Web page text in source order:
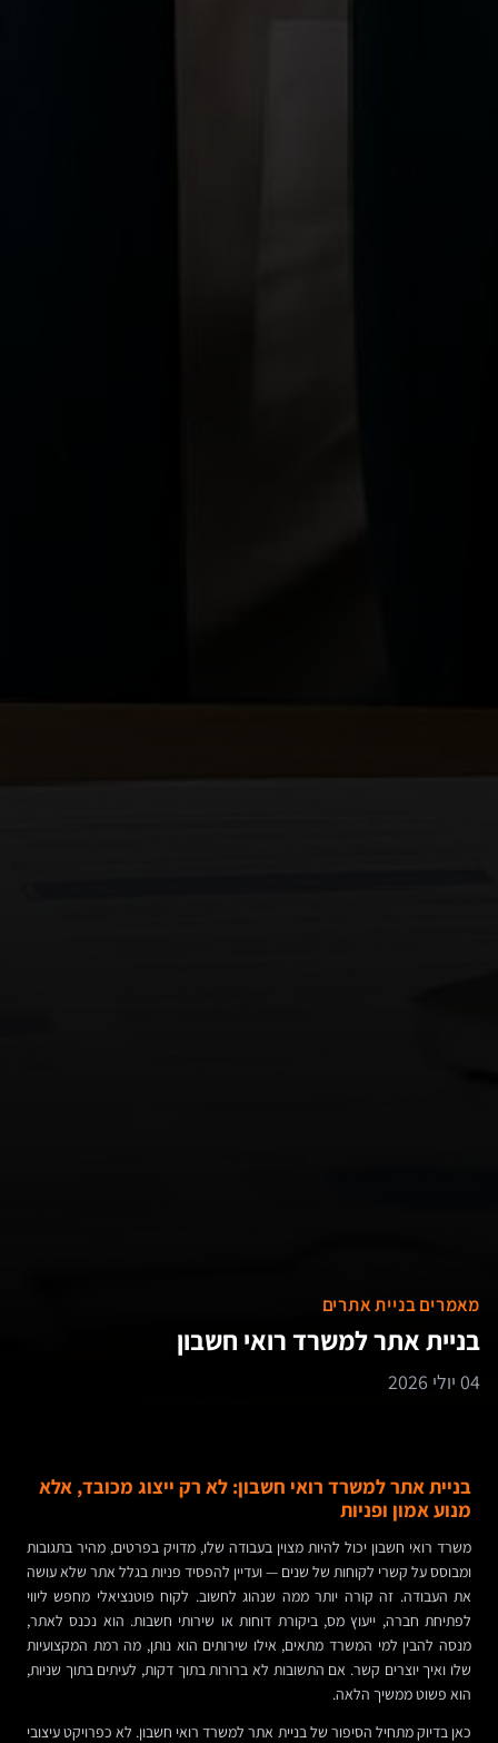
מאמרים בניית אתרים
בניית אתר למשרד רואי חשבון
04 יולי 2026
בניית אתר למשרד רואי חשבון: לא רק ייצוג מכובד, אלא
מנוע אמון ופניות
משרד רואי חשבון יכול להיות מצוין בעבודה שלו, מדויק בפרטים, מהיר בתגובות
ומבוסס על קשרי לקוחות של שנים — ועדיין להפסיד פניות בגלל אתר שלא עושה
את העבודה. זה קורה יותר ממה שנהוג לחשוב. לקוח פוטנציאלי מחפש ליווי
לפתיחת חברה, ייעוץ מס, ביקורת דוחות או שירותי חשבות. הוא נכנס לאתר,
מנסה להבין למי המשרד מתאים, אילו שירותים הוא נותן, מה רמת המקצועיות
שלו ואיך יוצרים קשר. אם התשובות לא ברורות בתוך דקות, לעיתים בתוך שניות,
הוא פשוט ממשיך הלאה.
כאן בדיוק מתחיל הסיפור של בניית אתר למשרד רואי חשבון. לא כפרויקט עיצובי